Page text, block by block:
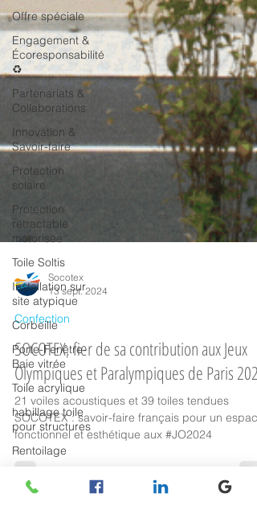
Offre spéciale
Engagement &
Écoresponsabilité
♻️
Partenariats &
Collaborations
Innovation &
Savoir-faire
Protection
solaire
Protection
rétractable
motorisée
Toile Soltis
Installation sur
site atypique
Corbeille
Porte-Fenêtre-
Baie vitrée
Toile acrylique
habillage toile
pour structures
Rentoilage
sur-mesure
13 sept. 2024
Confection
SOCOTEX, fier de sa contribution aux Jeux
Olympiques et Paralympiques de Paris 2024
21 voiles acoustiques et 39 toiles tendues
SOCOTEX : savoir-faire français pour un espace
fonctionnel et esthétique aux #JO2024